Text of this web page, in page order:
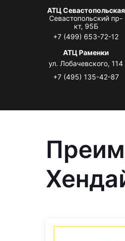
АТЦ Севастопольская
Севастопольский пр-
кт, 95Б
+7 (499) 653-72-12
АТЦ Раменки
ул. Лобачевского, 114
+7 (495) 135-42-87